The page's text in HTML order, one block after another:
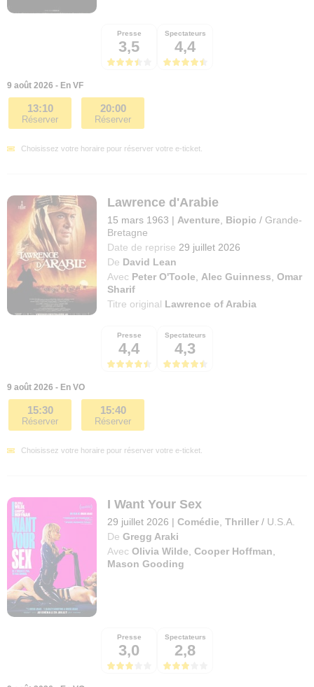
Presse
3,5
Spectateurs
4,4
9 août 2026 - En VF
13:10
Réserver
20:00
Réserver
Choisissez votre horaire pour réserver votre e-ticket.
Lawrence d'Arabie
15 mars 1963 | Aventure Biopic / Grande-
Bretagne
Date de reprise 29 juillet 2026
De David Lean
Avec Peter O'Toole Alec Guinness ,Omar
Sharif
Titre original Lawrence of Arabia
Presse
4,4
Spectateurs
4,3
9 août 2026 - En VO
15:30
Réserver
15:40
Réserver
Choisissez votre horaire pour réserver votre e-ticket.
I Want Your Sex
29 juillet 2026 | Comédie ,Thriller / U.S.A.
De Gregg Araki
Avec Olivia Wilde ,Cooper Hoffman
Mason Gooding
Presse
3,0
Spectateurs
2,8